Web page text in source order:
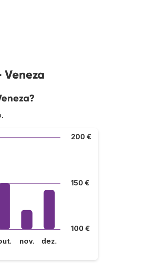
100 €
150 €
200 €
nov. dez.